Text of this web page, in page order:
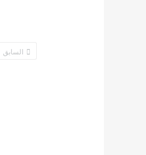
السابق